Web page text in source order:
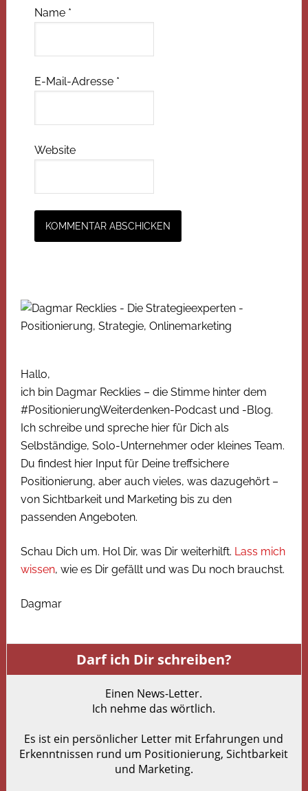
Name *
E-Mail-Adresse *
Website
Hallo,
ich bin Dagmar Recklies – die Stimme hinter dem
#PositionierungWeiterdenken-Podcast und -Blog.
Ich schreibe und spreche hier für Dich als
Selbständige, Solo-Unternehmer oder kleines Team.
Du findest hier Input für Deine treffsichere
Positionierung, aber auch vieles, was dazugehört –
von Sichtbarkeit und Marketing bis zu den
passenden Angeboten.
Schau Dich um. Hol Dir, was Dir weiterhilft. Lass mich
wissen, wie es Dir gefällt und was Du noch brauchst.
Dagmar
Darf ich Dir schreiben?
Einen News-Letter.
Ich nehme das wörtlich.
Es ist ein persönlicher Letter mit Erfahrungen und
Erkenntnissen rund um Positionierung, Sichtbarkeit
und Marketing.